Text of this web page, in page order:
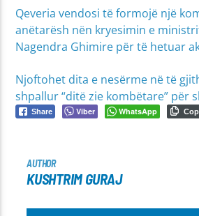
Qeveria vendosi të formojë një
anëtarësh nën kryesimin e
Nagendra Ghimire për të hetuar
Njoftohet dita e nesërme në të
shpallur “ditë zie kombëtare” për
Share Viber WhatsApp
AUTHOR
KUSHTRIM GURAJ